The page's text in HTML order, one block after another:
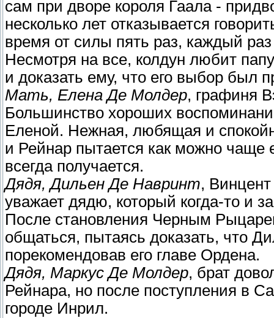
сам при дворе короля Гаала -
несколько лет отказывается
время от силы пять раз, каждый
Несмотря на все, колдун любит
и доказать ему, что его выбор был
Мать, Елена Де Молдер, графиня
Большинство хороших
Еленой. Нежная, любящая и
и Рейнар пытается как можно чаще
всегда получается.
Дядя, Дильен Де Навринт,
уважает дядю, который когда-то и
После становления Черным
общаться, пытаясь доказать, что
порекомендовав его главе Ордена.
Дядя, Маркус Де Молдер, брат
Рейнара, но после поступления в
городе Инрил.